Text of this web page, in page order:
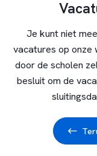
Je kunt niet
vacatures op onze
door de scholen
besluit om de